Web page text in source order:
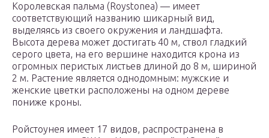
Королевская пальма (Roystonea) — имеет
соответствующий названию шикарный вид,
выделяясь из своего окружения и ландшафта.
Высота дерева может достигать 40 м, ствол гладкий
серого цвета, на его вершине находится крона из
огромных перистых листьев длиной до 8 м, шириной
2 м. Растение является однодомным: мужские и
женские цветки расположены на одном дереве
пониже кроны.
Ройстоунея имеет 17 видов, распространена в